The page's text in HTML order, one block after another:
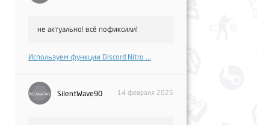
не актуально! всё пофиксили!
Используем функции Discord Nitro ...
SilentWave90 14 февраля 2025